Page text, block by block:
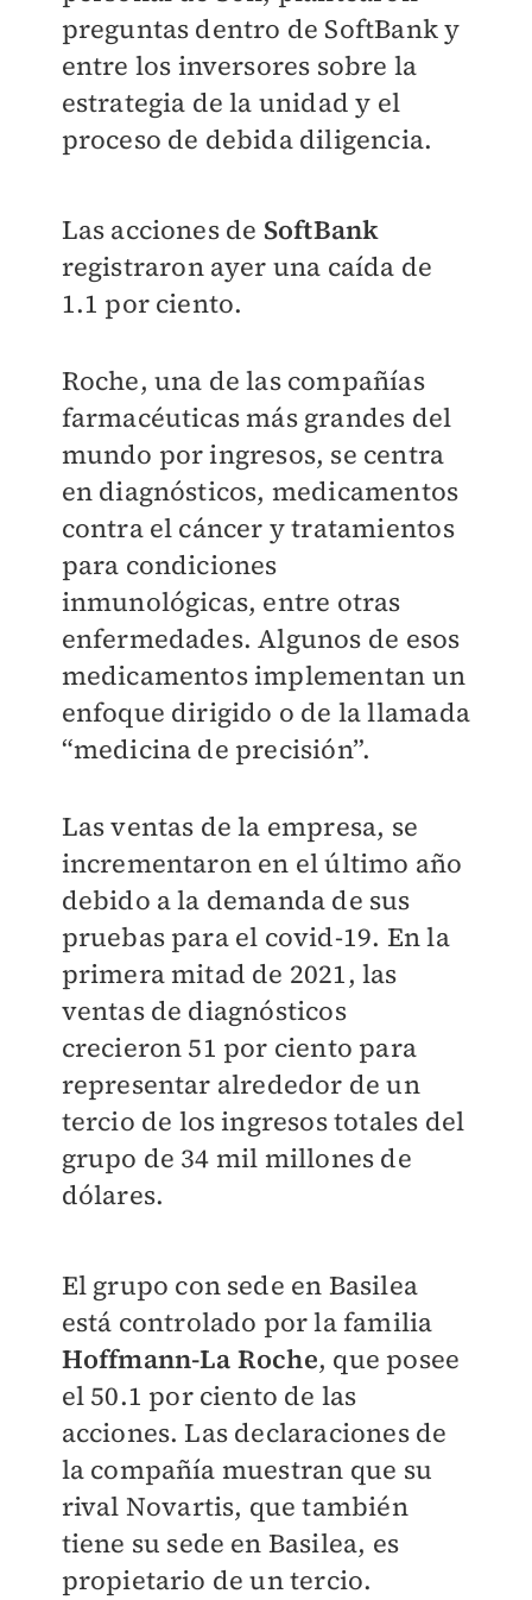
preguntas dentro de SoftBank y
entre los inversores sobre la
estrategia de la unidad y el
proceso de debida diligencia.
Las acciones de SoftBank
registraron ayer una caída de
1.1 por ciento.
Roche, una de las compañías
farmacéuticas más grandes del
mundo por ingresos, se centra
en diagnósticos, medicamentos
contra el cáncer y tratamientos
para condiciones
inmunológicas, entre otras
enfermedades. Algunos de esos
medicamentos implementan un
enfoque dirigido o de la llamada
“medicina de precisión”.
Las ventas de la empresa, se
incrementaron en el último año
debido a la demanda de sus
pruebas para el covid-19. En la
primera mitad de 2021, las
ventas de diagnósticos
crecieron 51 por ciento para
representar alrededor de un
tercio de los ingresos totales del
grupo de 34 mil millones de
dólares.
El grupo con sede en Basilea
está controlado por la familia
Hoffmann-La Roche, que posee
el 50.1 por ciento de las
acciones. Las declaraciones de
la compañía muestran que su
rival Novartis, que también
tiene su sede en Basilea, es
propietario de un tercio.